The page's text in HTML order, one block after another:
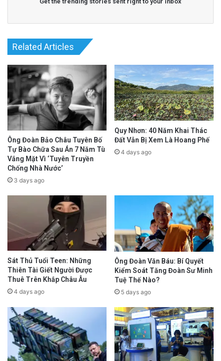
Related Articles
Ông Đoàn Bảo Châu Tuyên Bố
Tự Bào Chữa Sau Án 7 Năm Tù
Vắng Mặt Vì ‘Tuyên Truyền
Chống Nhà Nước’
3 days ago
Quy Nhơn: 40 Năm Khai Thác
Đất Vẫn Bị Xem Là Hoang Phế
4 days ago
Sát Thủ Tuổi Teen: Những
Thiên Tài Giết Người Được
Thuê Trên Khắp Châu Âu
4 days ago
Ông Đoàn Văn Báu: Bí Quyết
Kiểm Soát Tăng Đoàn Sư Minh
Tuệ Thế Nào?
5 days ago